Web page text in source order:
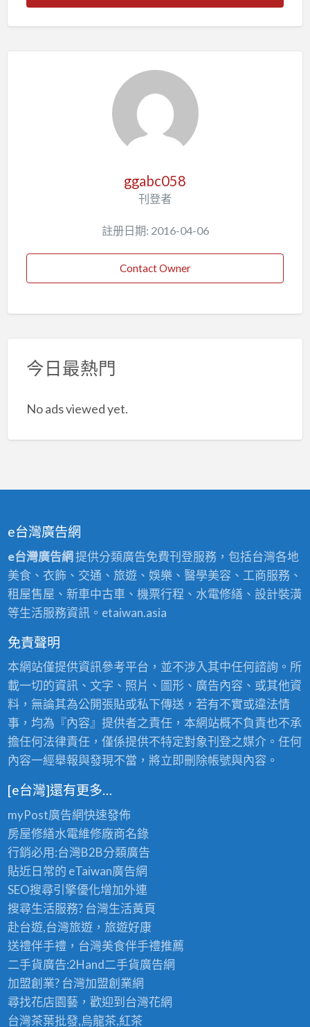
ggabc058
刊登者
註册日期: 2016-04-06
Contact Owner
今日最熱門
No ads viewed yet.
e台灣廣告網
e台灣廣告網提供分類廣告免費刊登服務，包括台灣各地
美食、衣飾、交通、旅遊、娛樂、醫學美容、工商服務、
租屋售屋、新車中古車、機票行程、水電修繕、設計裝潢
等生活服務資訊。etaiwan.asia
免責聲明
本網站僅提供資訊參考平台，並不涉入其中任何諮詢。所
載一切的資訊、文字、照片、圖形、廣告內容、或其他資
料，無論其為公開張貼或私下傳送，若有不實或違法情
事，均為『內容』提供者之責任，本網站概不負責也不承
擔任何法律責任，僅係提供不特定對象刊登之媒介。任何
內容一經舉報與發現不當，將立即刪除帳號與內容。
[e台灣]還有更多…
myPost廣告網快速發佈
房屋修繕水電維修廠商名錄
行銷必用:台灣B2B分類廣告
貼近日常的 eTaiwan廣告網
SEO搜尋引擎優化增加外連
搜尋生活服務? 台灣生活黃頁
赴台遊,台灣旅遊，旅遊好康
送禮伴手禮，台灣美食伴手禮推薦
二手貨廣告:2Hand二手貨廣告網
加盟創業? 台灣加盟創業網
尋找花店園藝，歡迎到台灣花網
台灣茶葉批發,烏龍茶,紅茶